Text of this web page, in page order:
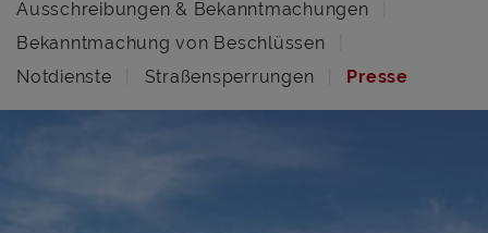
Ausschreibungen & Bekanntmachungen
Bekanntmachung von Beschlüssen
Notdienste
Straßensperrungen Presse